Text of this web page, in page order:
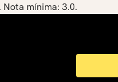
mínima: 3.0.